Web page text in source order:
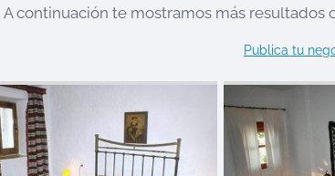
A continuación te mostramos más resultados
Publica tu